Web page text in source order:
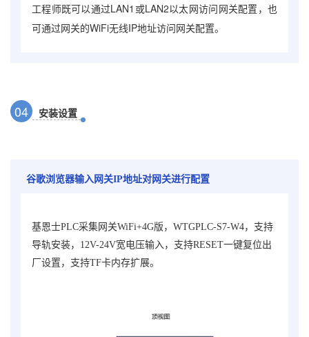
工程师既可以通过LAN1或LAN2以太网访问网关配置，也
可通过网关的WiFi无线IP地址访问网关配置。
04 安装设置
谷歌浏览器输入网关IP地址对网关进行配置
基恩士PLC采集网关WiFi+4G版，WTGPLC-S7-W4， 支持
导轨安装，12V-24V宽电压输入，支持RESET一键复位出
厂设置，支持TF卡内存扩展。